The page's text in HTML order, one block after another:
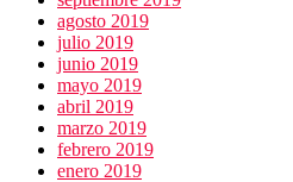
agosto 2019
julio 2019
junio 2019
mayo 2019
abril 2019
marzo 2019
febrero 2019
enero 2019